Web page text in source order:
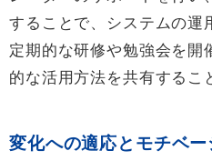
することで、システムの運
定期的な研修や勉強会を開
的な活用方法を共有するこ
変化への適応とモチベ